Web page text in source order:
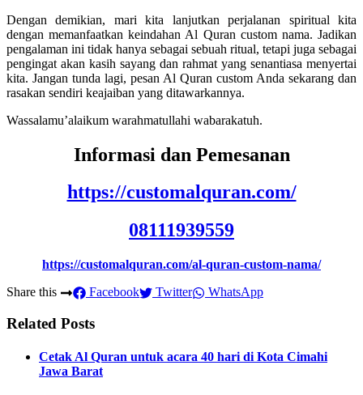
Dengan demikian, mari kita lanjutkan perjalanan spiritual kita
dengan memanfaatkan keindahan Al Quran custom nama. Jadikan
pengalaman ini tidak hanya sebagai sebuah ritual, tetapi juga sebagai
pengingat akan kasih sayang dan rahmat yang senantiasa menyertai
kita. Jangan tunda lagi, pesan Al Quran custom Anda sekarang dan
rasakan sendiri keajaiban yang ditawarkannya.
Wassalamu’alaikum warahmatullahi wabarakatuh.
Informasi dan Pemesanan
https://customalquran.com/
08111939559
https://customalquran.com/al-quran-custom-nama/
Share this
Facebook Twitter WhatsApp
Related Posts
Cetak Al Quran untuk acara 40 hari di Kota Cimahi
Jawa Barat